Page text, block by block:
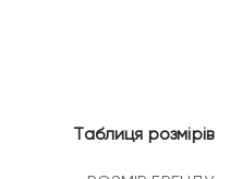
Таблиця розмірів